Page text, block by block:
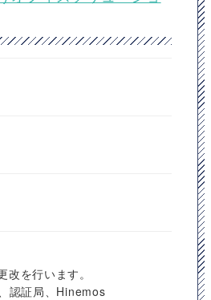
を行います。
認証局、Hinemos